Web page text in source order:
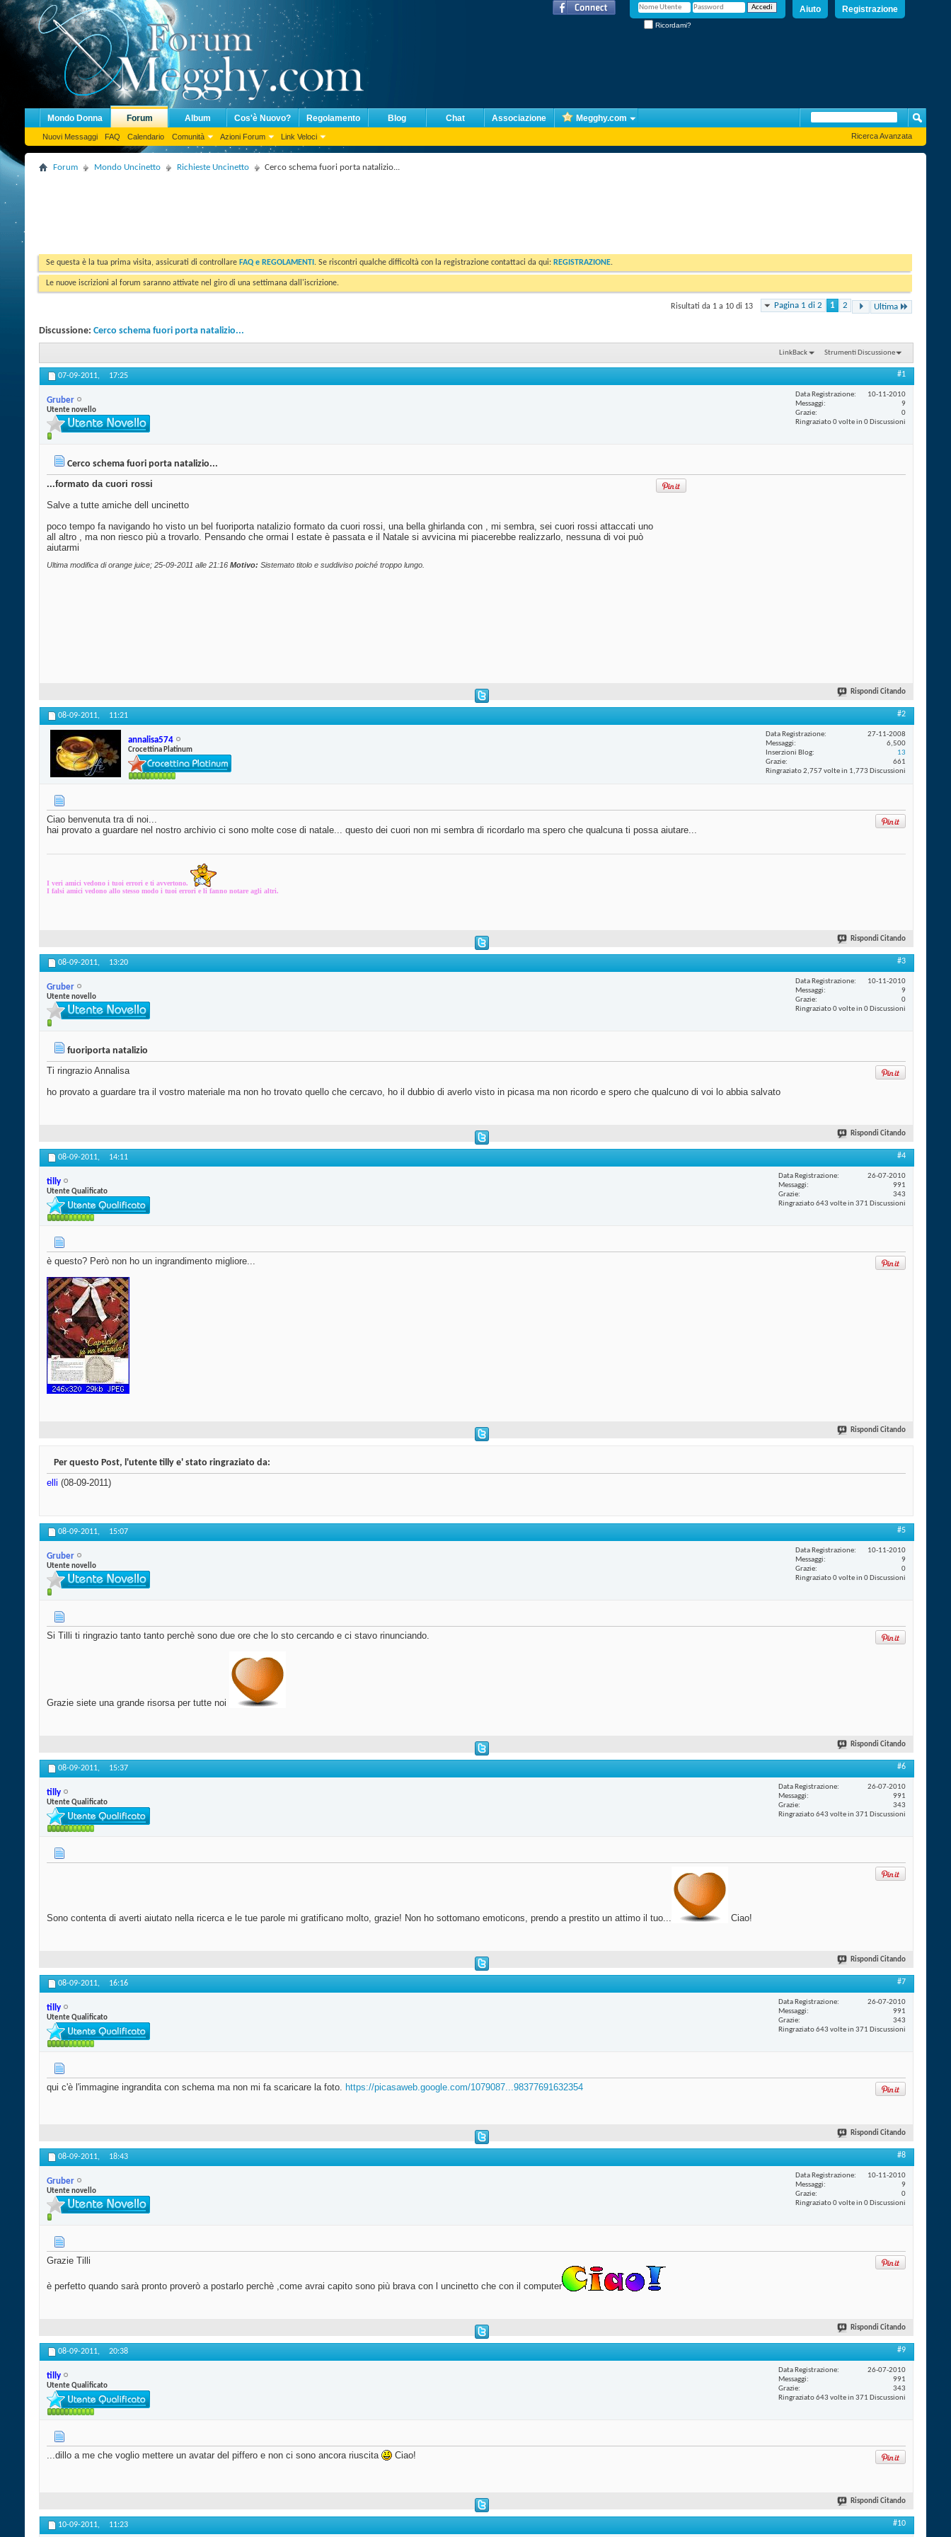
Registrazione
Aiuto
Ricordami?
Mondo Donna Forum
Nuovi Messaggi FAQ Calendario Comunità Azioni Forum Link Veloci
Album Cos'è Nuovo? Regolamento Blog Chat Associazione Megghy.com
Ricerca Avanzata
Forum Mondo Uncinetto Richieste Uncinetto Cerco schema fuori porta natalizio...
Se questa è la tua prima visita, assicurati di controllare FAQ e REGOLAMENTI . Se riscontri qualche difficoltà con la registrazione contattaci da qui: REGISTRAZIONE.
Le nuove iscrizioni al forum saranno attivate nel giro di una settimana dall'iscrizione.
Pagina 1 di 2 1 2 Ultima
Risultati da 1 a 10 di 13
Discussione: Cerco schema fuori porta natalizio...
LinkBack Strumenti Discussione
07-09-2011, 17:25 #1
Gruber
Utente novello
Data Registrazione
10-11-2010
Messaggi
9
Grazie
0
Ringraziato 0 volte in 0 Discussioni
Cerco schema fuori porta natalizio...
...formato da cuori rossi
Salve a tutte amiche dell uncinetto
poco tempo fa navigando ho visto un bel fuoriporta natalizio formato da cuori rossi, una bella ghirlanda con , mi sembra, sei cuori rossi attaccati uno
all altro , ma non riesco più a trovarlo. Pensando che ormai l estate è passata e il Natale si avvicina mi piacerebbe realizzarlo, nessuna di voi può
aiutarmi
Ultima modifica di orange juice; 25-09-2011 alle 21:16 Motivo: Sistemato titolo e suddiviso poiché troppo lungo.
Rispondi Citando
08-09-2011, 11:21 #2
annalisa574
Crocettina Platinum
Data Registrazione
27-11-2008
Messaggi
6,500
Inserzioni Blog
13
Grazie
661
Ringraziato 2,757 volte in 1,773 Discussioni
Ciao benvenuta tra di noi...
hai provato a guardare nel nostro archivio ci sono molte cose di natale... questo dei cuori non mi sembra di ricordarlo ma spero che qualcuna ti possa aiutare...
I veri amici vedono i tuoi errori e ti avvertono.
I falsi amici vedono allo stesso modo i tuoi errori e li fanno notare agli altri.
Rispondi Citando
08-09-2011, 13:20 #3
Gruber
Utente novello
Data Registrazione
10-11-2010
Messaggi
9
Grazie
0
Ringraziato 0 volte in 0 Discussioni
fuoriporta natalizio
Ti ringrazio Annalisa
ho provato a guardare tra il vostro materiale ma non ho trovato quello che cercavo, ho il dubbio di averlo visto in picasa ma non ricordo e spero che qualcuno di voi lo abbia salvato
Rispondi Citando
08-09-2011, 14:11 #4
tilly
Utente Qualificato
Data Registrazione
26-07-2010
Messaggi
991
Grazie
343
Ringraziato 643 volte in 371 Discussioni
è questo? Però non ho un ingrandimento migliore...
Rispondi Citando
Per questo Post, l'utente tilly e' stato ringraziato da:
elli (08-09-2011)
08-09-2011, 15:07 #5
Gruber
Utente novello
Data Registrazione
10-11-2010
Messaggi
9
Grazie
0
Ringraziato 0 volte in 0 Discussioni
Si Tilli ti ringrazio tanto tanto perchè sono due ore che lo sto cercando e ci stavo rinunciando.
Grazie siete una grande risorsa per tutte noi
Rispondi Citando
08-09-2011, 15:37 #6
tilly
Utente Qualificato
Data Registrazione
26-07-2010
Messaggi
991
Grazie
343
Ringraziato 643 volte in 371 Discussioni
Sono contenta di averti aiutato nella ricerca e le tue parole mi gratificano molto, grazie! Non ho sottomano emoticons, prendo a prestito un attimo il tuo... Ciao!
Rispondi Citando
08-09-2011, 16:16 #7
tilly
Utente Qualificato
Data Registrazione
26-07-2010
Messaggi
991
Grazie
343
Ringraziato 643 volte in 371 Discussioni
qui c'è l'immagine ingrandita con schema ma non mi fa scaricare la foto. https://picasaweb.google.com/1079087...98377691632354
Rispondi Citando
08-09-2011, 18:43 #8
Gruber
Utente novello
Data Registrazione
10-11-2010
Messaggi
9
Grazie
0
Ringraziato 0 volte in 0 Discussioni
Grazie Tilli
è perfetto quando sarà pronto proverò a postarlo perchè ,come avrai capito sono più brava con l uncinetto che con il computer
Rispondi Citando
08-09-2011, 20:38 #9
tilly
Utente Qualificato
Data Registrazione
26-07-2010
Messaggi
991
Grazie
343
Ringraziato 643 volte in 371 Discussioni
...dillo a me che voglio mettere un avatar del piffero e non ci sono ancora riuscita Ciao!
Rispondi Citando
10-09-2011, 11:23 #10